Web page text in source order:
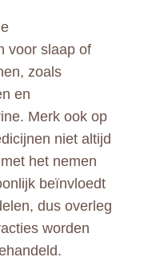
voor slaap of
zoals
en
Merk ook op
niet altijd
het nemen
beïnvloedt
dus overleg
worden